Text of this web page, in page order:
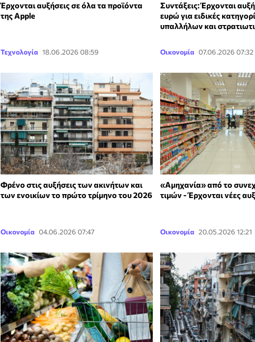
Έρχονται αυξήσεις σε όλα τα προϊόντα
της Apple
Τεχνολογία 18.06.2026 08:59
Συντάξεις: Έρχονται
ευρώ για ειδικές
υπαλλήλων και
Οικονομία 07.06.2026 07:32
Φρένο στις αυξήσεις των ακινήτων και
των ενοικίων το πρώτο τρίμηνο του 2026
Οικονομία 04.06.2026 07:47
«Αμηχανία» από το
τιμών - Έρχονται νέες
Οικονομία 20.05.2026 12:21